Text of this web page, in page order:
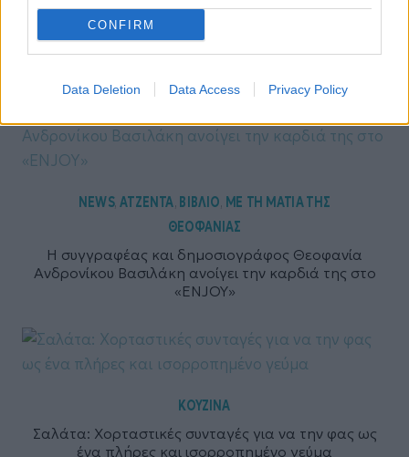
CONFIRM
Data Deletion Data Access Privacy Policy
NEWS,ΑΤΖΕΝΤΑ,ΒΙΒΛΙΟ, ΜΕ ΤΗ ΜΑΤΙΑ ΤΗΣ
ΘΕΟΦΑΝΙΑΣ
Η συγγραφέας και δημοσιογράφος Θεοφανία
Ανδρονίκου Βασιλάκη ανοίγει την καρδιά της στο
«ENJOY»
ΚΟΥΖΙΝΑ
Σαλάτα: Χορταστικές συνταγές για να την φας ως
ένα πλήρες και ισορροπημένο γεύμα